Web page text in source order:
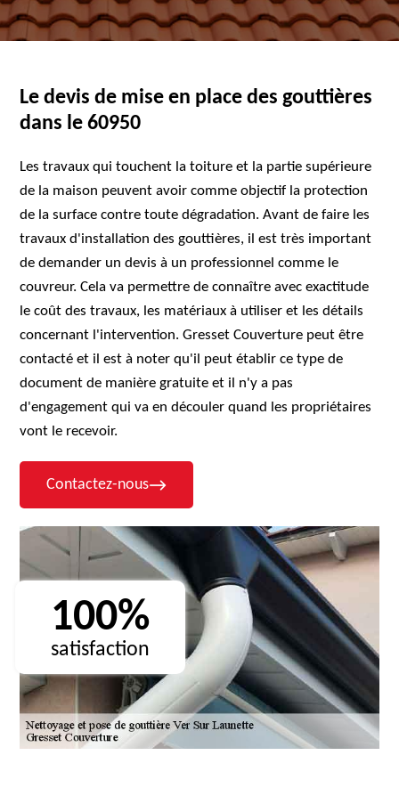
Le devis de mise en place des gouttières
dans le 60950
Les travaux qui touchent la toiture et la partie supérieure
de la maison peuvent avoir comme objectif la protection
de la surface contre toute dégradation. Avant de faire les
travaux d'installation des gouttières, il est très important
de demander un devis à un professionnel comme le
couvreur. Cela va permettre de connaître avec exactitude
le coût des travaux, les matériaux à utiliser et les détails
concernant l'intervention. Gresset Couverture peut être
contacté et il est à noter qu'il peut établir ce type de
document de manière gratuite et il n'y a pas
d'engagement qui va en découler quand les propriétaires
vont le recevoir.
Contactez-nous
100%
satisfaction